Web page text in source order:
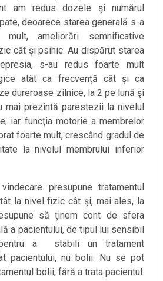
am redus dozele şi numărul
deoarece starea generală s-a
mult, ameliorări semnificative
cât şi psihic. Au dispărut starea
s-au redus foarte mult
atât ca frecvenţă cât şi ca
dureroase zilnice, la 2 pe lună şi
mai prezintă parestezii la nivelul
iar funcţia motorie a membrelor
foarte mult, crescând gradul de
la nivelul membrului inferior
presupune tratamentul
la nivel fizic cât şi, mai ales, la
să ţinem cont de sfera
a pacientului, de tipul lui sensibil
a stabili un tratament
pacientului, nu bolii. Nu se pot
bolii, fără a trata pacientul.